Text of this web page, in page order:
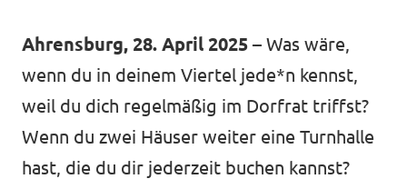
Volt in deinem Bundesland
Volt Deutschland Merchandise Shop
Neuigkeiten
Unsere Events
Ahrensburg, 28. April 2025 – Was wäre,
wenn du in deinem Viertel jede*n kennst,
weil du dich regelmäßig im Dorfrat triffst?
Wenn du zwei Häuser weiter eine Turnhalle
hast, die du dir jederzeit buchen kannst?